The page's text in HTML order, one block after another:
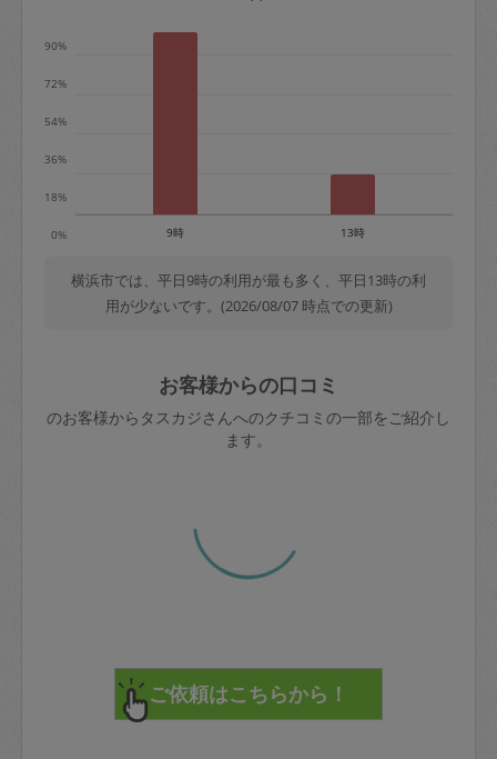
0%
18%
36%
54%
72%
90%
9時 13時
横浜市では、平日9時の利用が最も多く、平日13時の利
用が少ないです。(2026/08/07 時点での更新)
お客様からの口コミ
のお客様からタスカジさんへのクチコミの一部をご紹介し
ます。